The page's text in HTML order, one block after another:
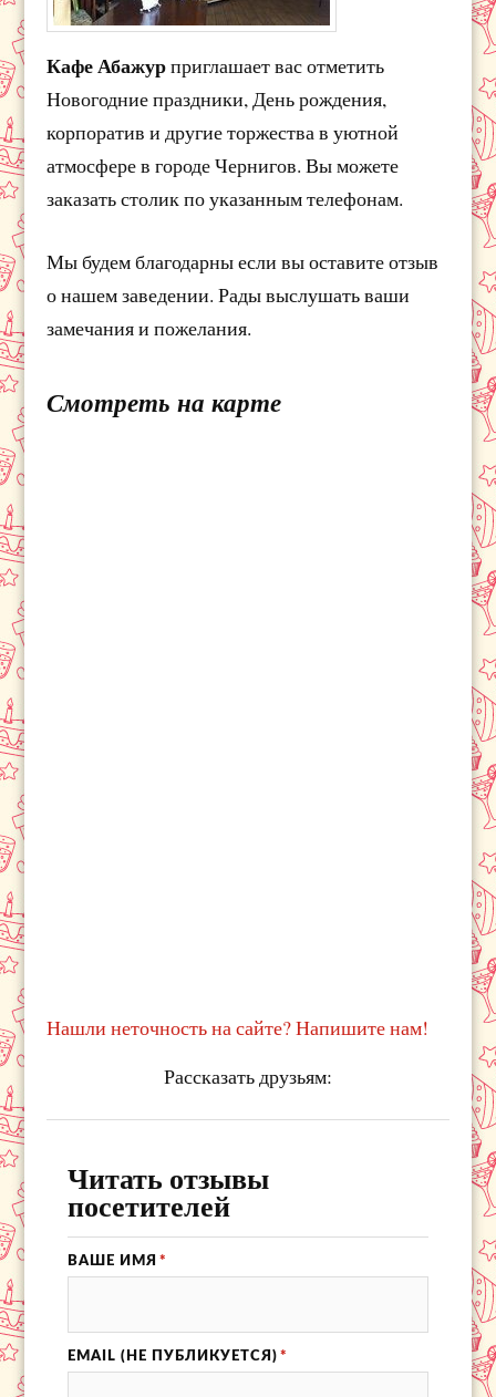
Кафе Абажурприглашает вас отметить
Новогодние праздники, День рождения,
корпоратив и другие торжества в уютной
атмосфере в городе Чернигов. Вы можете
заказать столик по указанным телефонам.
Мы будем благодарны если вы оставите отзыв
о нашем заведении. Рады выслушать ваши
замечания и пожелания.
Смотреть на карте
Нашли неточность на сайте? Напишите нам!
Рассказать друзьям:
Читать отзывы
посетителей
ВАШЕ ИМЯ *
EMAIL (НЕ ПУБЛИКУЕТСЯ) *